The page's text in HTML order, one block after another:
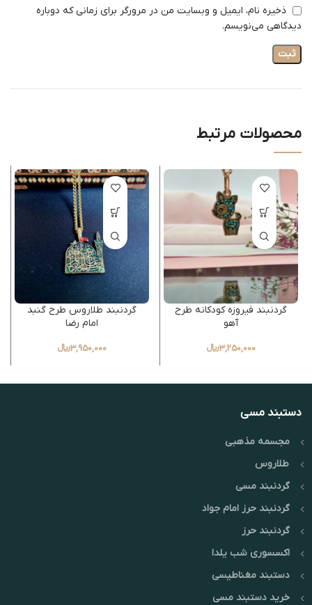
ذخیره نام، ایمیل و وبسایت من در مرورگر برای زمانی که دوباره
دیدگاهی می‌نویسم.
محصولات مرتبط
گردنبند فیروزه کودکانه طرح
آهو
3,250,000﷼
گردنبند طلاروس طرح گنبد
امام رضا
3,950,000﷼
دستبند مسی
مجسمه مذهبی
طلاروس
گردنبند مسی
گردنبند حرز امام جواد
گردنبند حرز
اکسسوری شب یلدا
دستبند مغناطیسی
خرید دستبند مسی